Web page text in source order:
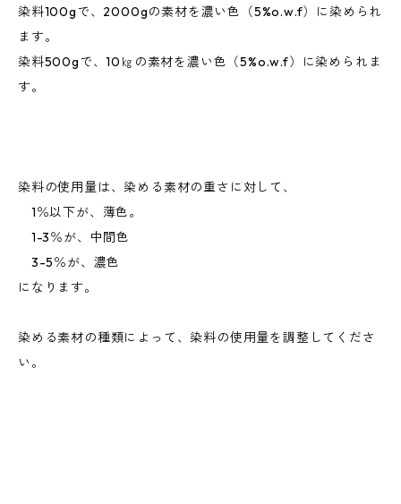
染料100gで、2000gの素材を濃い色（5%o.w.f）に染められ
ます。
染料500gで、10㎏の素材を濃い色（5%o.w.f）に染められま
す。
染料の使用量は、染める素材の重さに対して、
1％以下が、薄色。
1-3％が、中間色
3-5％が、濃色
になります。
染める素材の種類によって、染料の使用量を調整してくださ
い。